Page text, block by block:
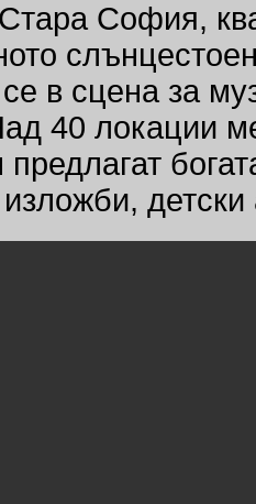
София,
в сцена за
40 локации
детски